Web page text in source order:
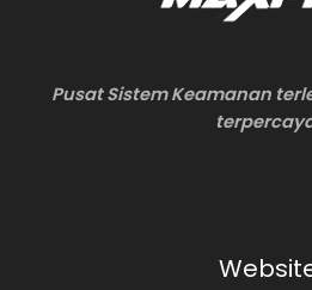
Pusat Sistem Keamanan